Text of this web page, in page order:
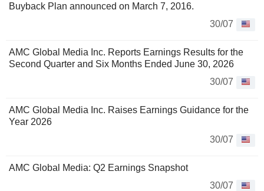
Buyback Plan announced on March 7, 2016.
30/07
AMC Global Media Inc. Reports Earnings Results for the
Second Quarter and Six Months Ended June 30, 2026
30/07
AMC Global Media Inc. Raises Earnings Guidance for the
Year 2026
30/07
AMC Global Media: Q2 Earnings Snapshot
30/07